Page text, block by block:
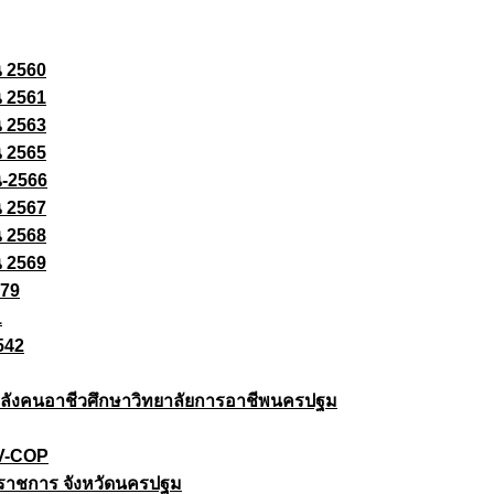
2560
2561
2563
2565
2566
2567
2568
2569
งคนอาชีวศึกษาวิทยาลัยการอาชีพนครปฐม
COP
าชการ จังหวัดนครปฐม